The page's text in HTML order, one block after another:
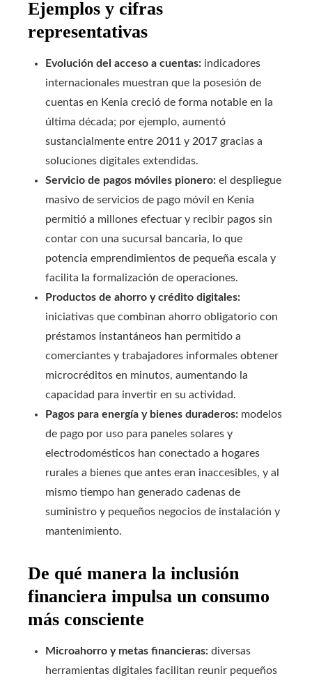
Ejemplos y cifras
representativas
Evolución del acceso a cuentas: indicadores
internacionales muestran que la posesión de
cuentas en Kenia creció de forma notable en la
última década; por ejemplo, aumentó
sustancialmente entre 2011 y 2017 gracias a
soluciones digitales extendidas.
Servicio de pagos móviles pionero: el despliegue
masivo de servicios de pago móvil en Kenia
permitió a millones efectuar y recibir pagos sin
contar con una sucursal bancaria, lo que
potencia emprendimientos de pequeña escala y
facilita la formalización de operaciones.
Productos de ahorro y crédito digitales:
iniciativas que combinan ahorro obligatorio con
préstamos instantáneos han permitido a
comerciantes y trabajadores informales obtener
microcréditos en minutos, aumentando la
capacidad para invertir en su actividad.
Pagos para energía y bienes duraderos: modelos
de pago por uso para paneles solares y
electrodomésticos han conectado a hogares
rurales a bienes que antes eran inaccesibles, y al
mismo tiempo han generado cadenas de
suministro y pequeños negocios de instalación y
mantenimiento.
De qué manera la inclusión
financiera impulsa un consumo
más consciente
Microahorro y metas financieras: diversas
herramientas digitales facilitan reunir pequeños